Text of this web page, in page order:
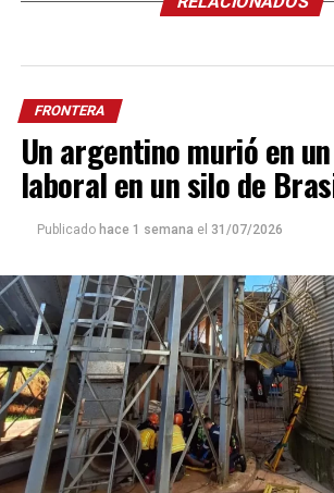
FRONTERA
Un argentino murió en
laboral en un silo de
Publicado hace 1 semana el 31/07/2026